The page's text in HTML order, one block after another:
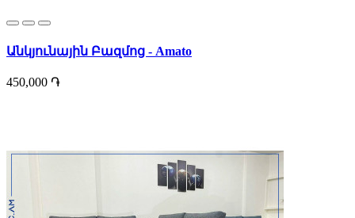
Անկյունային Բազմոց - Amato
450,000 ֏